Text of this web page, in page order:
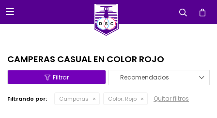

CAMPERAS CASUAL EN COLOR ROJO
Recomendados
Filtrando por: Camperas Color: Rojo Quitar filtros